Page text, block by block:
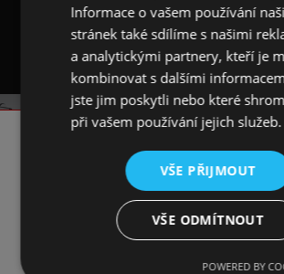
Rozměr: délka 120 cm, šířka 4 cm
KONTAKT
☎️ +420 731 293 702
📧 info@artmn.cz
📦 Provozní doba: Po-Pá 8:00-
Informace o vašem používání
stránek také sdílíme s našimi
a analytickými partnery, kteří je
kombinovat s dalšími
jste jim poskytli nebo které
při vašem používání jejich služeb.
VŠE PŘIJMOUT
VŠE ODMÍTNOUT
POWERED BY